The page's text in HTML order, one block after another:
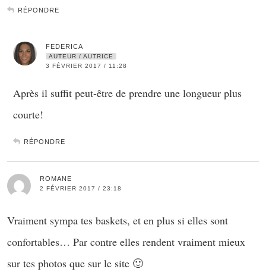
RÉPONDRE
FEDERICA
AUTEUR / AUTRICE
3 FÉVRIER 2017 / 11:28
Après il suffit peut-être de prendre une longueur plus
courte!
RÉPONDRE
ROMANE
2 FÉVRIER 2017 / 23:18
Vraiment sympa tes baskets, et en plus si elles sont
confortables… Par contre elles rendent vraiment mieux
sur tes photos que sur le site 🙂